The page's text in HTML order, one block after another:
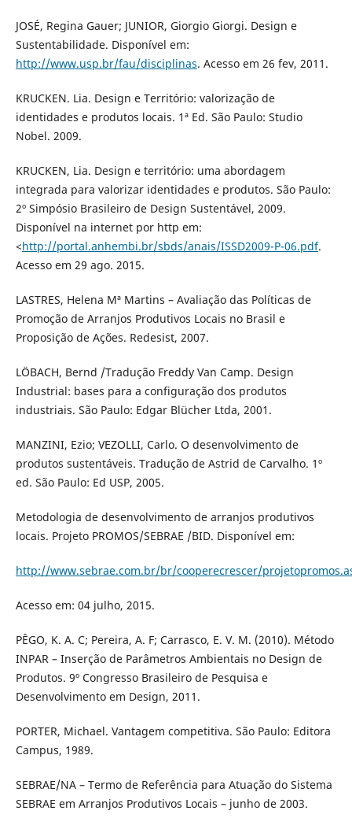
JOSÉ, Regina Gauer; JUNIOR, Giorgio Giorgi. Design e
Sustentabilidade. Disponível em:
http://www.usp.br/fau/disciplinas. Acesso em 26 fev, 2011.
KRUCKEN. Lia. Design e Território: valorização de
identidades e produtos locais. 1ª Ed. São Paulo: Studio
Nobel. 2009.
KRUCKEN, Lia. Design e território: uma abordagem
integrada para valorizar identidades e produtos. São Paulo:
2º Simpósio Brasileiro de Design Sustentável, 2009.
Disponível na internet por http em:
<http://portal.anhembi.br/sbds/anais/ISSD2009-P-06.pdf.
Acesso em 29 ago. 2015.
LASTRES, Helena Mª Martins – Avaliação das Políticas de
Promoção de Arranjos Produtivos Locais no Brasil e
Proposição de Ações. Redesist, 2007.
LÖBACH, Bernd /Tradução Freddy Van Camp. Design
Industrial: bases para a configuração dos produtos
industriais. São Paulo: Edgar Blücher Ltda, 2001.
MANZINI, Ezio; VEZOLLI, Carlo. O desenvolvimento de
produtos sustentáveis. Tradução de Astrid de Carvalho. 1º
ed. São Paulo: Ed USP, 2005.
Metodologia de desenvolvimento de arranjos produtivos
locais. Projeto PROMOS/SEBRAE /BID. Disponível em:
http://www.sebrae.com.br/br/cooperecrescer/
Acesso em: 04 julho, 2015.
PÊGO, K. A. C; Pereira, A. F; Carrasco, E. V. M. (2010). Método
INPAR – Inserção de Parâmetros Ambientais no Design de
Produtos. 9º Congresso Brasileiro de Pesquisa e
Desenvolvimento em Design, 2011.
PORTER, Michael. Vantagem competitiva. São Paulo: Editora
Campus, 1989.
SEBRAE/NA – Termo de Referência para Atuação do Sistema
SEBRAE em Arranjos Produtivos Locais – junho de 2003.